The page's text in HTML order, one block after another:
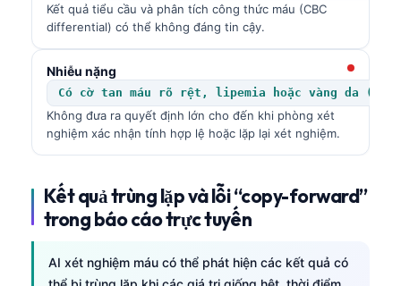
Kết quả tiểu cầu và phân tích công thức máu (CBC
differential) có thể không đáng tin cậy.
Nhiễu nặng
Có cờ tan máu rõ rệt, lipemia hoặc vàng da
Không đưa ra quyết định lớn cho đến khi phòng xét
nghiệm xác nhận tính hợp lệ hoặc lặp lại xét nghiệm.
Kết quả trùng lặp và lỗi “copy-forward”
trong báo cáo trực tuyến
AI xét nghiệm máu có thể phát hiện các kết quả có